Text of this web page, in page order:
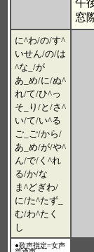
午
窓
に^わ/の/す^
いせん/の/は
^な_/が
あ_め/に/ぬ^
れ/て/ひ^っ
そ_り/と/さ^
い/て/い^る
ご_ご/から/
あ_め/が/や^
ん/で/く^れ
る/か/な
ま^どぎわ/
に/た^たず_
む/わ^たく
し
●歌声指定=女声